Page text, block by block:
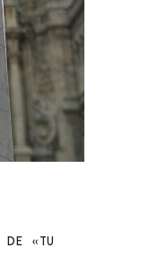
DE «TU